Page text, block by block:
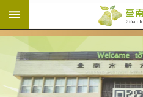
跳到主要內容區塊